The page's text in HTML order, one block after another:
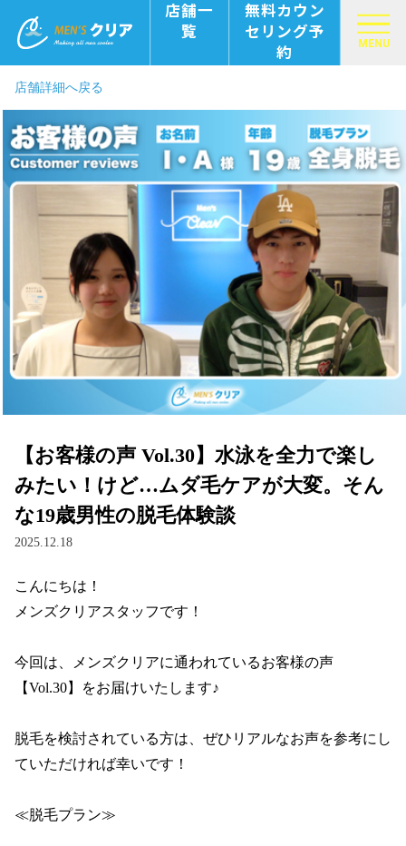
店舗一
覧
無料カウン
セリング予
約
MENU
店舗詳細へ戻る
【お客様の声 Vol.30】水泳を全力で楽し
みたい！けど…ムダ毛ケアが大変。そん
な19歳男性の脱毛体験談
2025.12.18
こんにちは！
メンズクリアスタッフです！
今回は、メンズクリアに通われているお客様の声
【Vol.30】をお届けいたします♪
脱毛を検討されている方は、ぜひリアルなお声を参考にし
ていただければ幸いです！
≪脱毛プラン≫